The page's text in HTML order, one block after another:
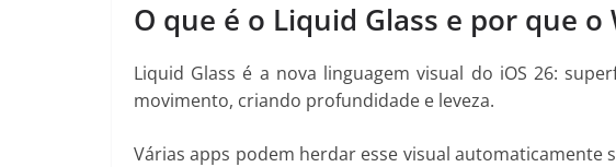
O que é o Liquid Glass e por que
Liquid Glass é a nova linguagem visual do iOS 26:
movimento, criando profundidade e leveza.
Várias apps podem herdar esse visual automaticamente